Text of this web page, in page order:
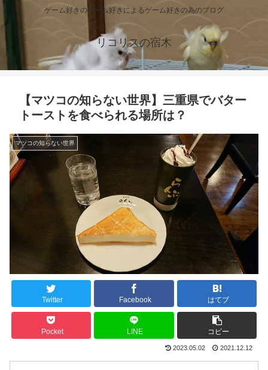
ゲーム好きのゲーム好きによるゲーム好きの為のブログ
リコリスの宿木
【マツコの知らない世界】三重県でバター
トーストを食べられる場所は？
マツコの知らない世界
Twitter Facebook はてブ
Pocket LINE コピー
2023.05.02 2021.12.12